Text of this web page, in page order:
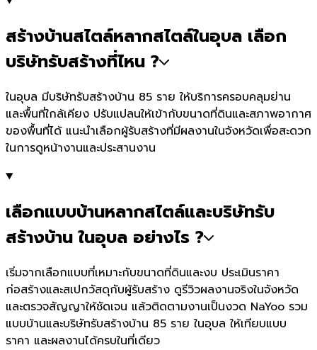
สร้างบ้านสไตล์หลากสไตล์ในอุบล เลือก
บริษัทรับสร้างที่ไหน ?
ในอุบล มีบริษัทรับสร้างบ้าน 85 ราย ให้บริการครอบคลุมย่าน
และพื้นที่ใกล้เคียง ปรับแปลนให้เข้ากับขนาดที่ดินและสภาพอากาศ
ของพื้นที่ได้ แนะนำเลือกผู้รับสร้างที่มีผลงานในจังหวัดเพื่อสะดวก
ในการดูหน้างานและประสานงาน
เลือกแบบบ้านหลากสไตล์และบริษัทรับ
สร้างบ้าน ในอุบล อย่างไร ?
เริ่มจากเลือกแบบที่เหมาะกับขนาดที่ดินและงบ ประเมินราคา
ก่อสร้างและสเปกวัสดุกับผู้รับสร้าง ดูรีวิวผลงานจริงในจังหวัด
และตรวจสัญญาให้ชัดเจน แล้วติดตามงานเป็นงวด NaYoo รวม
แบบบ้านและบริษัทรับสร้างบ้าน 85 ราย ในอุบล ให้เทียบแบบ
ราคา และผลงานได้ครบในที่เดียว